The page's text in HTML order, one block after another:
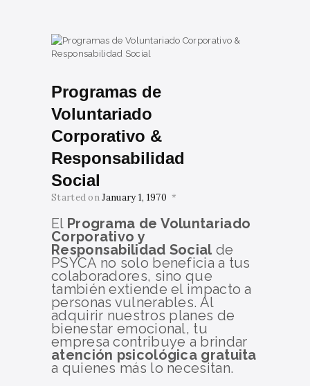
Programas de
Voluntariado
Corporativo &
Responsabilidad
Social
Started onJanuary 1, 1970
El Programa de Voluntariado
Corporativo y
Responsabilidad Social de
PSYCA no solo beneficia a tus
colaboradores, sino que
también extiende el impacto a
personas vulnerables. Al
adquirir nuestros planes de
bienestar emocional, tu
empresa contribuye a brindar
atención psicológica gratuita
a quienes más lo necesitan.